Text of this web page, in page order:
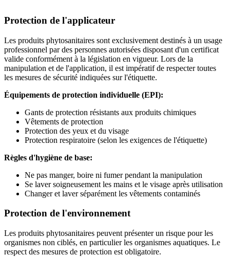
Protection de l'applicateur
Les produits phytosanitaires sont exclusivement destinés à un usage
professionnel par des personnes autorisées disposant d'un certificat
valide conformément à la législation en vigueur. Lors de la
manipulation et de l'application, il est impératif de respecter toutes
les mesures de sécurité indiquées sur l'étiquette.
Équipements de protection individuelle (EPI):
Gants de protection résistants aux produits chimiques
Vêtements de protection
Protection des yeux et du visage
Protection respiratoire (selon les exigences de l'étiquette)
Règles d'hygiène de base:
Ne pas manger, boire ni fumer pendant la manipulation
Se laver soigneusement les mains et le visage après utilisation
Changer et laver séparément les vêtements contaminés
Protection de l'environnement
Les produits phytosanitaires peuvent présenter un risque pour les
organismes non ciblés, en particulier les organismes aquatiques. Le
respect des mesures de protection est obligatoire.